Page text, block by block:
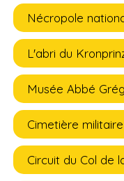
Nécropole
L'abri du
Musée Abbé
Cimetière
Circuit du Col de